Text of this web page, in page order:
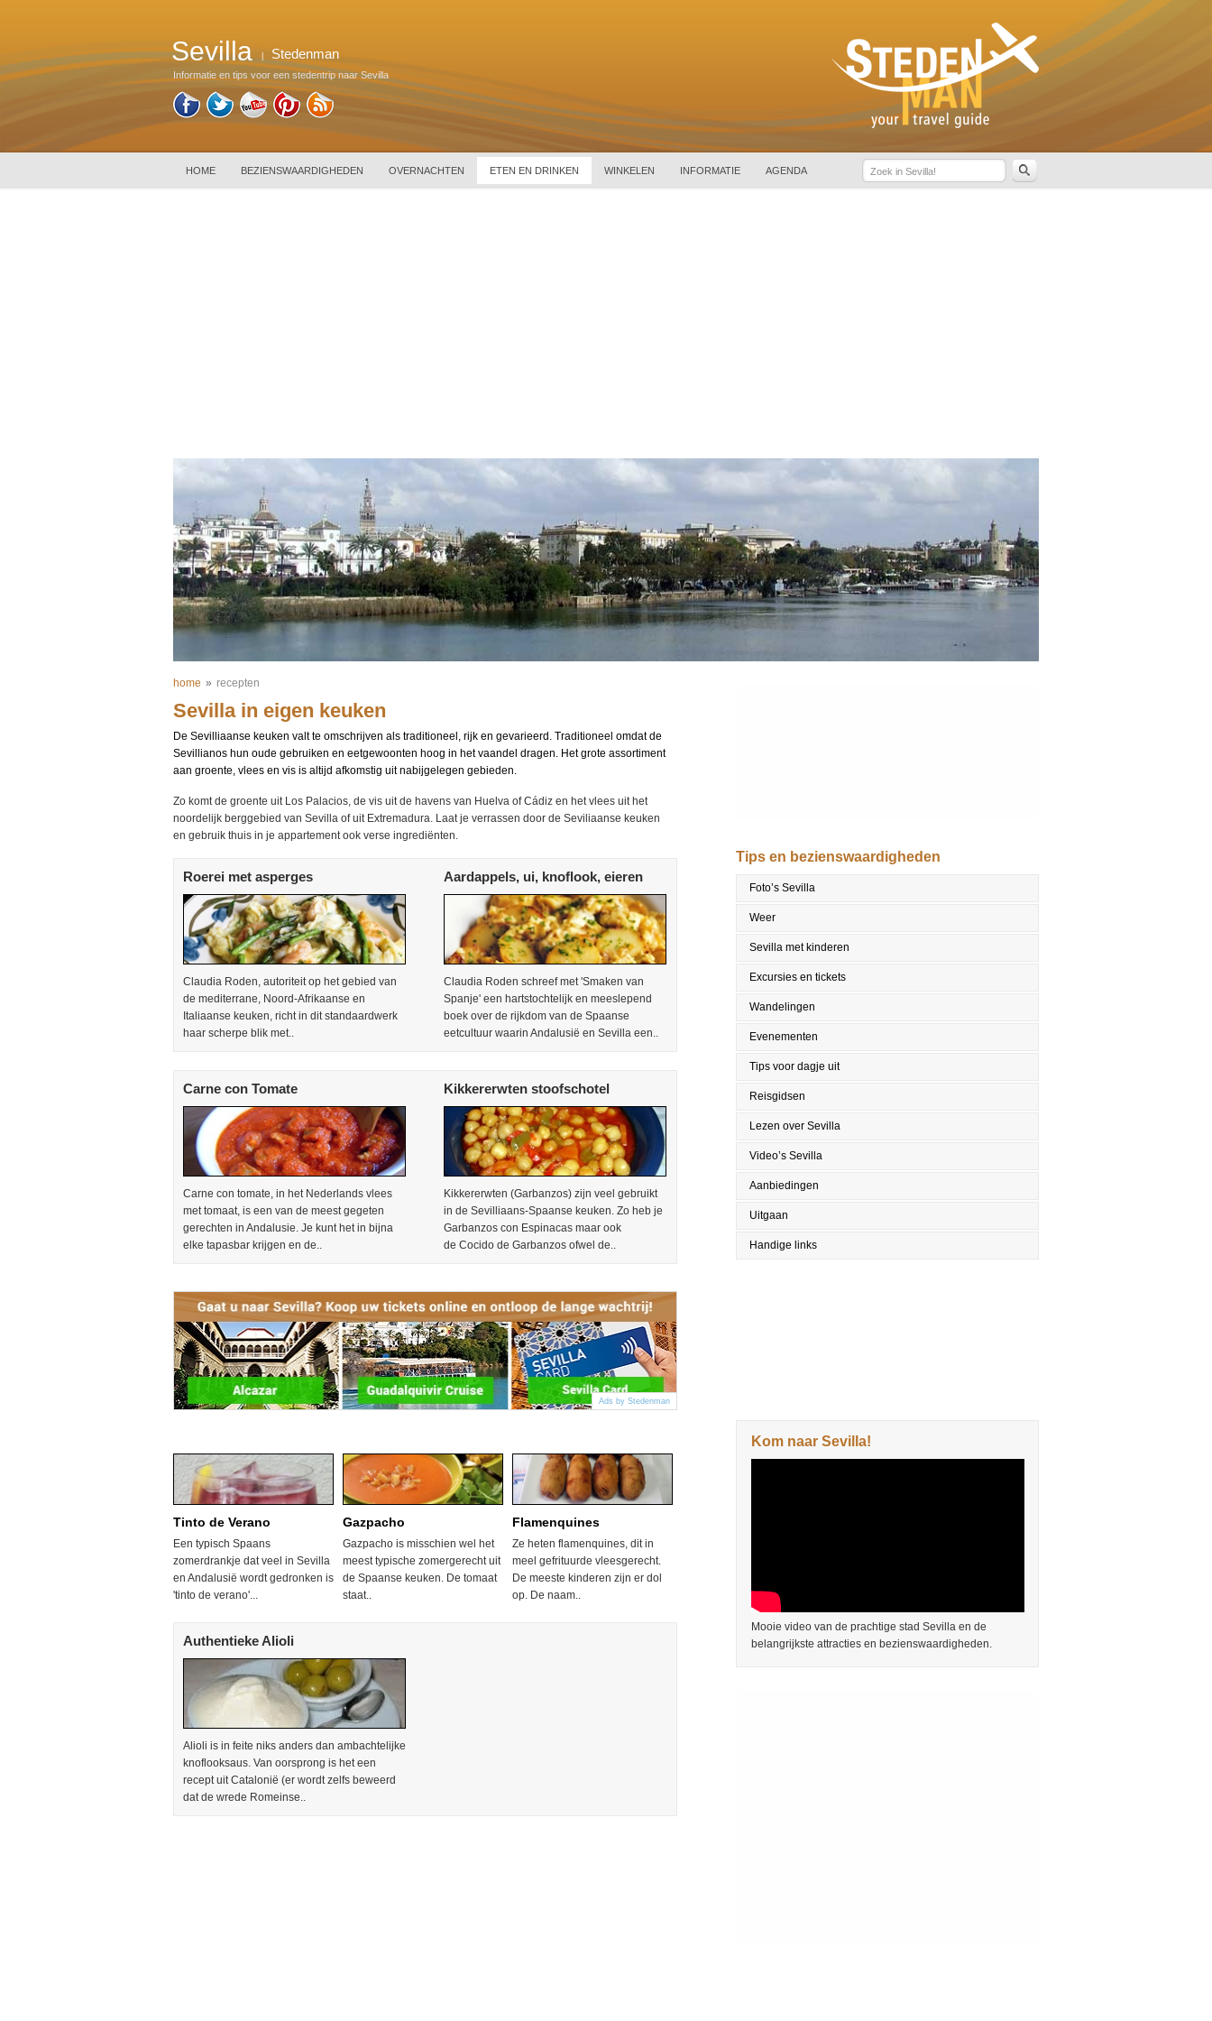
Sevilla Stedenman
Informatie en tips voor een stedentrip naar Sevilla
HOME BEZIENSWAARDIGHEDEN OVERNACHTEN ETEN EN DRINKEN WINKELEN INFORMATIE AGENDA
home » recepten
Sevilla in eigen keuken
De Sevilliaanse keuken valt te omschrijven als traditioneel, rijk en gevarieerd. Traditioneel omdat de
Sevillianos hun oude gebruiken en eetgewoonten hoog in het vaandel dragen. Het grote assortiment
aan groente, vlees en vis is altijd afkomstig uit nabijgelegen gebieden.
Zo komt de groente uit Los Palacios, de vis uit de havens van Huelva of Cádiz en het vlees uit het
noordelijk berggebied van Sevilla of uit Extremadura. Laat je verrassen door de Seviliaanse keuken
en gebruik thuis in je appartement ook verse ingrediënten.
Roerei met asperges
Claudia Roden, autoriteit op het gebied van
de mediterrane, Noord-Afrikaanse en
Italiaanse keuken, richt in dit standaardwerk
haar scherpe blik met..
Aardappels, ui, knoflook, eieren
Claudia Roden schreef met 'Smaken van
Spanje' een hartstochtelijk en meeslepend
boek over de rijkdom van de Spaanse
eetcultuur waarin Andalusië en Sevilla een..
Carne con Tomate
Carne con tomate, in het Nederlands vlees
met tomaat, is een van de meest gegeten
gerechten in Andalusie. Je kunt het in bijna
elke tapasbar krijgen en de..
Kikkererwten stoofschotel
Kikkererwten (Garbanzos) zijn veel gebruikt
in de Sevilliaans-Spaanse keuken. Zo heb je
Garbanzos con Espinacas maar ook
de Cocido de Garbanzos ofwel de..
Ads by Stedenman
Tinto de Verano
Een typisch Spaans
zomerdrankje dat veel in Sevilla
en Andalusië wordt gedronken is
'tinto de verano'...
Gazpacho
Gazpacho is misschien wel het
meest typische zomergerecht uit
de Spaanse keuken. De tomaat
staat..
Flamenquines
Ze heten flamenquines, dit in
meel gefrituurde vleesgerecht.
De meeste kinderen zijn er dol
op. De naam..
Authentieke Alioli
Alioli is in feite niks anders dan ambachtelijke
knoflooksaus. Van oorsprong is het een
recept uit Catalonië (er wordt zelfs beweerd
dat de wrede Romeinse..
Tips en bezienswaardigheden
Foto’s Sevilla
Weer
Sevilla met kinderen
Excursies en tickets
Wandelingen
Evenementen
Tips voor dagje uit
Reisgidsen
Lezen over Sevilla
Video’s Sevilla
Aanbiedingen
Uitgaan
Handige links
Kom naar Sevilla!
Mooie video van de prachtige stad Sevilla en de
belangrijkste attracties en bezienswaardigheden.